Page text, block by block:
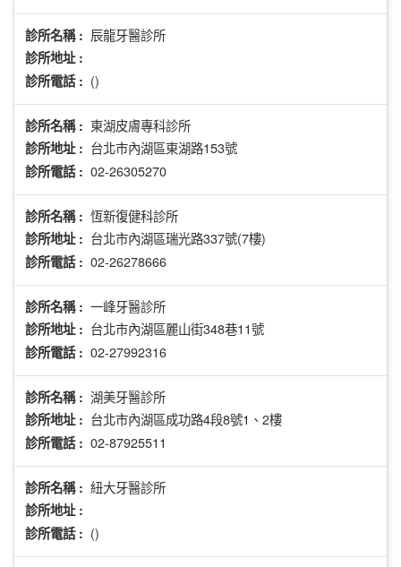
診所名稱 : 辰龍牙醫診所
診所地址 :
診所電話 : ()
診所名稱 : 東湖皮膚專科診所
診所地址 : 台北市內湖區東湖路153號
診所電話 : 02-26305270
診所名稱 : 恆新復健科診所
診所地址 : 台北市內湖區瑞光路337號(7樓)
診所電話 : 02-26278666
診所名稱 : 一峰牙醫診所
診所地址 : 台北市內湖區麗山街348巷11號
診所電話 : 02-27992316
診所名稱 : 湖美牙醫診所
診所地址 : 台北市內湖區成功路4段8號1、2樓
診所電話 : 02-87925511
診所名稱 : 紐大牙醫診所
診所地址 :
診所電話 : ()